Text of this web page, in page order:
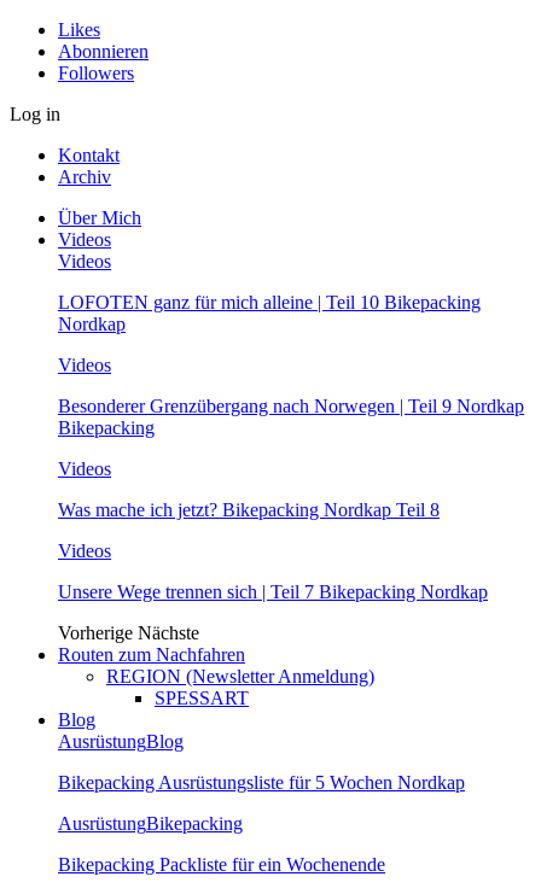
Likes
Abonnieren
Followers
Log in
Kontakt
Archiv
Über Mich
Videos
Videos
LOFOTEN ganz für mich alleine | Teil 10 Bikepacking
Nordkap
Videos
Besonderer Grenzübergang nach Norwegen | Teil 9 Nordkap
Bikepacking
Videos
Was mache ich jetzt? Bikepacking Nordkap Teil 8
Videos
Unsere Wege trennen sich | Teil 7 Bikepacking Nordkap
Vorherige Nächste
Routen zum Nachfahren
REGION (Newsletter Anmeldung)
SPESSART
Blog
AusrüstungBlog
Bikepacking Ausrüstungsliste für 5 Wochen Nordkap
AusrüstungBikepacking
Bikepacking Packliste für ein Wochenende